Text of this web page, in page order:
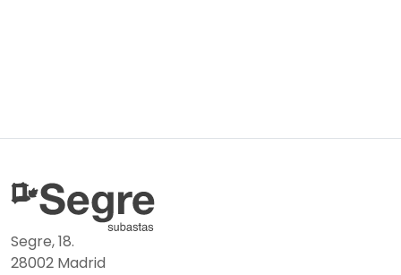
Segre, 18.
28002 Madrid